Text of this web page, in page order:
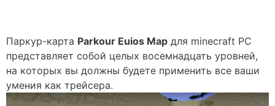
Паркур-карта Parkour Euios Map для minecraft PC
представляет собой целых восемнадцать уровней,
на которых вы должны будете применить все ваши
умения как трейсера.